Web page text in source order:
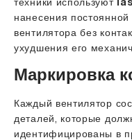
техники используют
нанесения
вентилятора без
ухудшения его
Маркировка
Каждый вентилятор
деталей, которые
идентифицированы в